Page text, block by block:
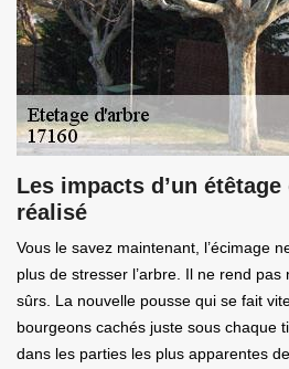
Les impacts d’un étêtage
réalisé
Vous le savez maintenant, l’écimage
plus de stresser l’arbre. Il ne rend
sûrs. La nouvelle pousse qui se fait
bourgeons cachés juste sous chaque
dans les parties les plus apparentes